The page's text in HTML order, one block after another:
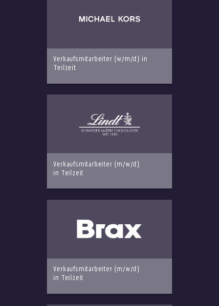
Verkaufsmitarbeiter (w/m/d) in
Teilzeit
Verkaufsmitarbeiter (m/w/d)
in Teilzeit
Verkaufsmitarbeiter (m/w/d)
in Teilzeit